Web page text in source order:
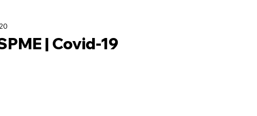
| Covid-19